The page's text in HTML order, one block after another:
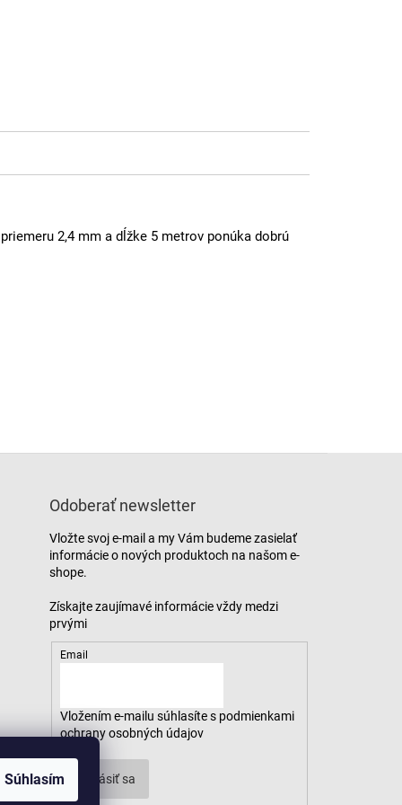
Súhlasím
2,4 mm a dĺžke 5 metrov ponúka dobrú
Odoberať newsletter
Vložte svoj e-mail a my Vám budeme zasielať
informácie o nových produktoch na našom e-
shope.
Email
Vložením e-mailu súhlasíte s podmienkami
ochrany osobných údajov
Prihlásiť sa